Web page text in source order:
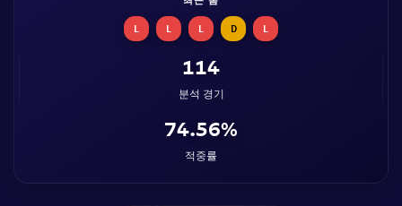
L L L D L
114
분석 경기
74.56%
적중률